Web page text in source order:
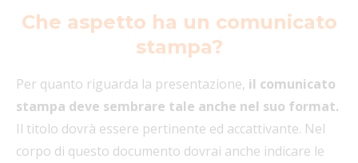
Che aspetto ha un comunicato
stampa?
Per quanto riguarda la presentazione, il comunicato
stampa deve sembrare tale anche nel suo format.
Il titolo dovrà essere pertinente ed accattivante. Nel
corpo di questo documento dovrai anche indicare le